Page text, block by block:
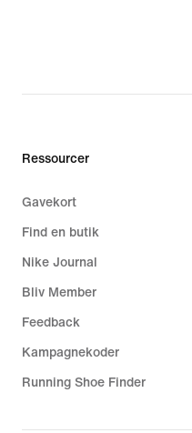
Ressourcer
Gavekort
Find en butik
Nike Journal
Bliv Member
Feedback
Kampagnekoder
Running Shoe Finder